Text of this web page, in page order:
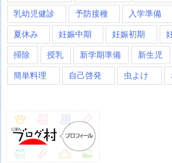
乳幼児健診 予防接種 入学準備
夏休み 妊娠中期 妊娠初期
掃除 授乳 新学期準備 新生児
簡単料理 自己啓発 虫よけ